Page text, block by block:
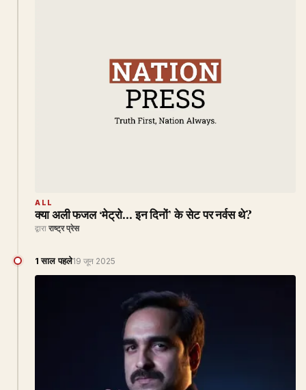
ALL
क्या अली फजल ‘मेट्रो… इन दिनों’ के सेट पर नर्वस थे?
द्वारा राष्ट्र प्रेस
1 साल पहले19 जून 2025